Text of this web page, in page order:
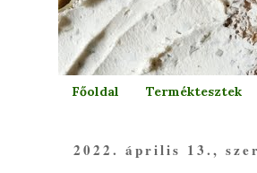
Főoldal Terméktesztek
2022. április 13.,